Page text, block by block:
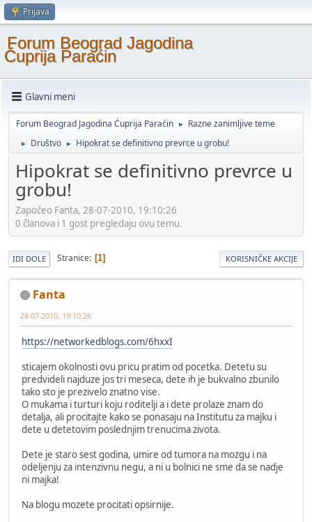
Prijava
Forum Beograd Jagodina
Ćuprija Paraćin
Glavni meni
Forum Beograd Jagodina Ćuprija Paraćin ► Razne zanimljive teme
► Društvo ► Hipokrat se definitivno prevrce u grobu!
Hipokrat se definitivno prevrce u
grobu!
Započeo Fanta, 28-07-2010, 19:10:26
0 članova i 1 gost pregledaju ovu temu.
IDI DOLE Stranice 1 KORISNIČKE AKCIJE
Fanta
28-07-2010, 19:10:26
https://networkedblogs.com/6hxxI
sticajem okolnosti ovu pricu pratim od pocetka. Detetu su
predvideli najduze jos tri meseca, dete ih je bukvalno zbunilo
tako sto je prezivelo znatno vise.
O mukama i turturi koju roditelji a i dete prolaze znam do
detalja, ali procitajte kako se ponasaju na Institutu za majku i
dete u detetovim poslednjim trenucima zivota.
Dete je staro sest godina, umire od tumora na mozgu i na
odeljenju za intenzivnu negu, a ni u bolnici ne sme da se nadje
ni majka!
Na blogu mozete procitati opsirnije.